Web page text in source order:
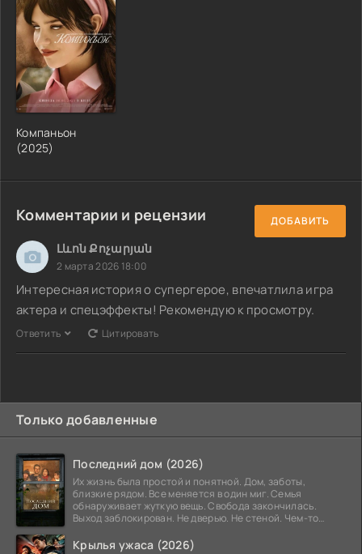
Компаньон
(2025)
Комментарии и рецензии ДОБАВИТЬ
Լևոն Քոչարյան
2 марта 2026 18:00
Интересная история о супергерое, впечатлила игра
актера и спецэффекты! Рекомендую к просмотру.
Ответить Цитировать
Только добавленные
Последний дом (2026)
Их жизнь была простой и понятной. Дом, заботы,
близкие рядом. Все меняется в один миг. Семья
обнаруживает жуткую вещь. Свобода закончилась.
Выход заблокирован. Не дверью. Не стеной. Чем-то
Крылья ужаса (2026)